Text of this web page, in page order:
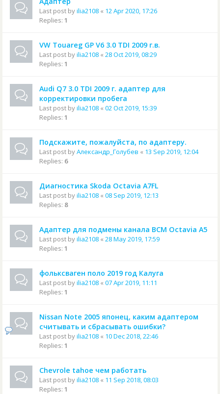
Last post byilia2108 « 12 Apr 2020, 17:26
Replies: 1
VW Touareg GP V6 3.0 TDI 2009 г.в.
Last post byilia2108 « 28 Oct 2019, 08:29
Replies: 1
Audi Q7 3.0 TDI 2009 г. адаптер для
корректировки пробега
Last post byilia2108 « 02 Oct 2019, 15:39
Replies: 1
Подскажите, пожалуйста, по адаптеру.
Last post byАлександр_Голубев « 13 Sep 2019, 12:04
Replies: 6
Диагностика Skoda Octavia A7FL
Last post byilia2108 « 08 Sep 2019, 12:13
Replies: 8
Адаптер для подмены канала BCM Octavia A5
Last post byilia2108 « 28 May 2019, 17:59
Replies: 1
фольксваген поло 2019 год Калуга
Last post byilia2108 « 07 Apr 2019, 11:11
Replies: 1
Nissan Note 2005 японец, каким адаптером
считывать и сбрасывать ошибки?
Last post byilia2108 « 10 Dec 2018, 22:46
Replies: 1
Chevrole tahoe чем работать
Last post byilia2108 « 11 Sep 2018, 08:03
Replies: 1